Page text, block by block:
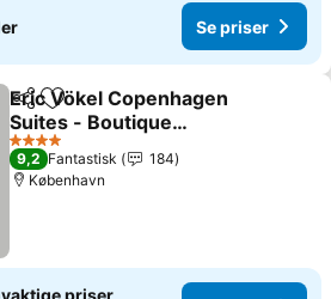
Se priser
Del Legg til i favoritter
Eric Vökel Copenhagen
Suites - Boutique
Apartments
4 Stjerner
9,2 Fantastisk
184
København
priser